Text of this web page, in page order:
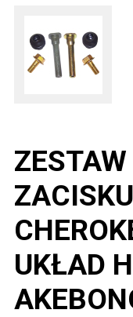
UKŁAD